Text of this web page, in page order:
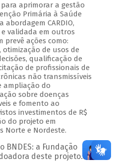
aprimorar a gestão
Primária à Saúde
CARDIO,
validada em outros
prevê ações como:
de usos de
qualificação de
de profissionais de
não transmissíveis
ampliação do
sobre doenças
e fomento ao
investimentos de R$
do projeto em
Norte e Nordeste.
BNDES: a Fundação
deste projeto.